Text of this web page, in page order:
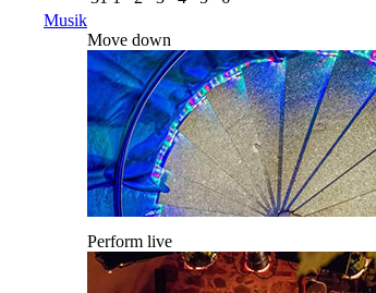
Musik
Move down
Perform live